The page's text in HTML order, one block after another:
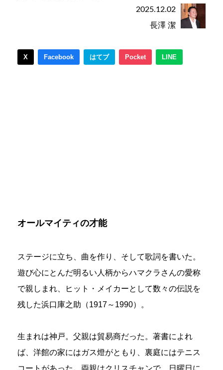
2025.12.02
長澤 潔
X Facebook はてブ Pocket LINE
オールマイティの才能
ステージに立ち、曲を作り、そして歌詞を書いた。
遊び心にとんだ明るい人柄からハマクラさんの愛称
で親しまれ、ヒット・メイカーとして数々の伝説を
残した浜口庫之助（1917～1990）。
生まれは神戸。父親は貿易商だった。著書によれ
ば、洋館の家にはガス燈がともり、裏庭にはテニス